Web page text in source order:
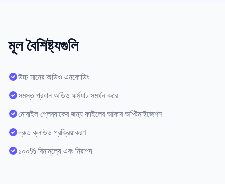
মূল বৈশিষ্ট্যগুলি
উচ্চ মানের অডিও এনকোডিং
সমস্ত প্রধান অডিও ফর্ম্যাট সমর্থন করে
মোবাইল প্লেব্যাকের জন্য ফাইলের আকার অপ্টিমাইজেশন
দ্রুত ক্লাউড প্রক্রিয়াকরণ
১০০% বিনামূল্যে এবং নিরাপদ